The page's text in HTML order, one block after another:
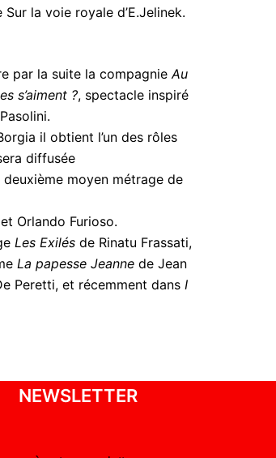
la voie royale d’E.Jelinek.
par la suite la compagnie Au
s’aiment ?, spectacle inspiré
il obtient l’un des rôles
diffusée
moyen métrage de
Orlando Furioso.
Les Exilés de Rinatu Frassati,
La papesse Jeannede Jean
Peretti, et récemment dans I
NEWSLETTER